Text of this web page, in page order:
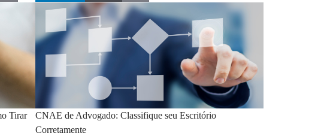
Tirar
CNAE de Advogado: Classifique seu Escritório
Corretamente